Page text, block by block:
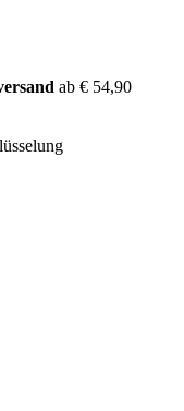
ab € 54,90